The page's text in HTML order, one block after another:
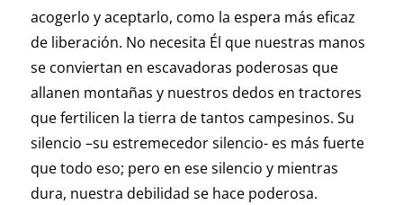
acogerlo y aceptarlo, como la espera más eficaz
de liberación. No necesita Él que nuestras manos
se conviertan en escavadoras poderosas que
allanen montañas y nuestros dedos en tractores
que fertilicen la tierra de tantos campesinos. Su
silencio –su estremecedor silencio- es más fuerte
que todo eso; pero en ese silencio y mientras
dura, nuestra debilidad se hace poderosa.